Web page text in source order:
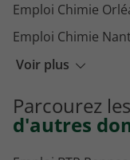
Voir plus
Emploi Chimie
Emploi Chimie
Emploi Chimie Dijon
Emploi Chimie Lille
Parcourez
d'autres